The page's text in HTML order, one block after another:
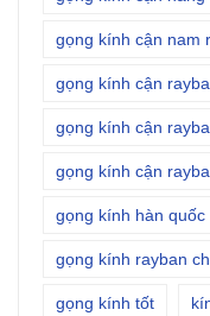
gọng kính cận nam
gọng kính cận
gọng kính cận
gọng kính cận
gọng kính hàn quốc
gọng kính rayban
gọng kính tốt